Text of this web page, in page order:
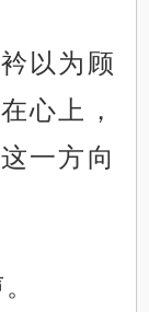
以为顾
心上，
一方向